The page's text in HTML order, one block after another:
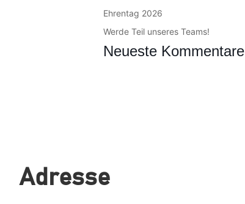
Ehrentag 2026
Werde Teil unseres Teams!
Neueste Kommentare
Adresse